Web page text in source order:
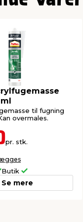
til fugning
overmales.
pr. stk.
Butik
Se mere